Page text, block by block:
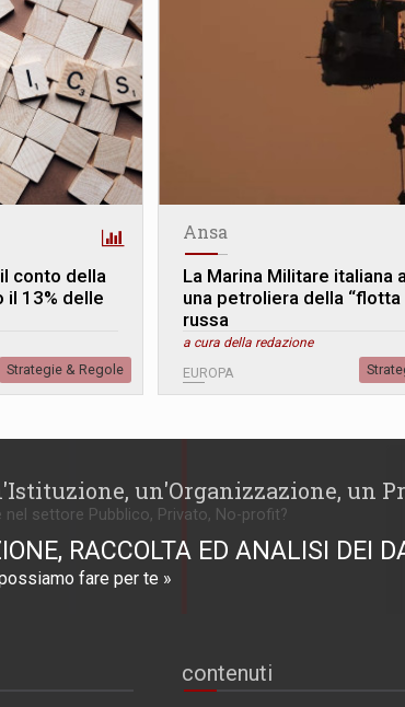
conto della
il 13% delle
Strategie & Regole
Ansa
La Marina Militare italiana
una petroliera della “flotta
russa
a cura della redazione
EUROPA
un'Organizzazione, un
nel settore Pubblico, Privato, No-profit?
RACCOLTA ED ANALISI DEI
fare per te »
contenuti